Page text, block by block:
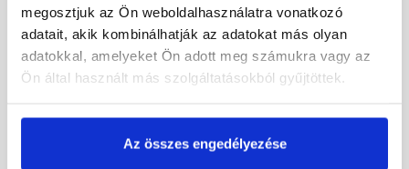
megosztjuk az Ön weboldalhasználatra vonatkozó
adatait, akik kombinálhatják az adatokat más olyan
adatokkal, amelyeket Ön adott meg számukra vagy az
Ön által használt más szolgáltatásokból gyűjtöttek.
Az összes engedélyezése